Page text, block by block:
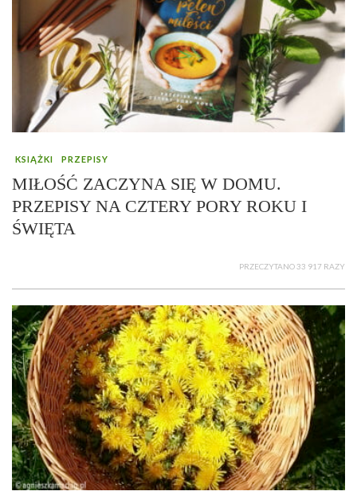
KSIĄŻKI PRZEPISY
MIŁOŚĆ ZACZYNA SIĘ W DOMU.
PRZEPISY NA CZTERY PORY ROKU I
ŚWIĘTA
PRZECZYTANO 33 917 RAZY